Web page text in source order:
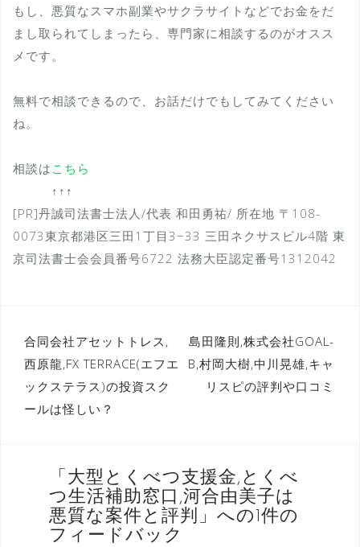
もし、悪質なスマホ副業やサクラサイトなどでお金をだ
まし取られてしまったら、専門家に相談するのがオスス
メです。
無料で相談できるので、お話だけでもしてみてください
ね。
相談は こちら
↑↑↑
[PR]丹誠司法書士法人/代表 和田勇祐/ 所在地 〒108-
0073東京都港区三田1丁目3−33 三田ネクサスビル4階 東
京司法書士会会員番号6722 法務大臣認定番号1312042
投
稿
ナ
ビ
合同会社アセットトレス,
西原龍,FX TERRACE(エフエ
ックステラス)の投資スク
ールは怪しい？
島田隆則,株式会社GOAL-
B,村岡大樹,中川晃雄,キャ
リスピの評判や口コミ
「 大型とくべつ支援金,とくべ
つ生活補助窓口,河合由美子は
悪質な案件と評判
」への1件の
フィードバック